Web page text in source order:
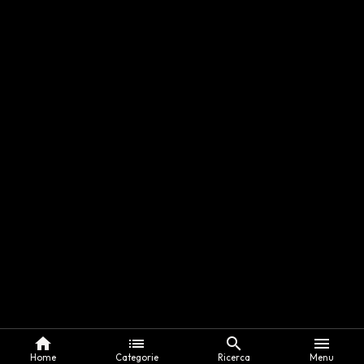
home
Home
list
Categorie
search
Ricerca
menu
Menu